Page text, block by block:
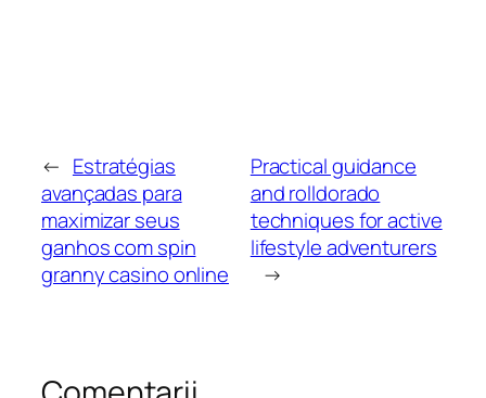
← Estratégias
avançadas para
maximizar seus
ganhos com spin
granny casino online
Practical guidance
and rolldorado
techniques for active
lifestyle adventurers
→